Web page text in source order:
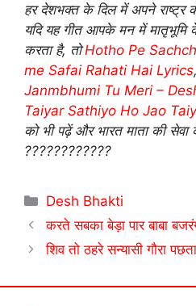
हर देशभक्त के दिल में अपने राष्ट्र
यदि यह गीत आपके मन में मातृभूमि
करता है, तो Hotho Pe
me Safai Rahati Hai Lyrics,
Janmbhumi Tu Meri –
Taiyar Sathiyo Ho Jao
को भी पढ़ें और भारत माता की
????????????
Categories
Desh Bhakti
करते सबका बेड़ा पार बाबा
शिव तो ठहरे सन्यासी गौरा